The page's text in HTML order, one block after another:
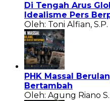
Di Tengah Arus
Idealisme Pers
Oleh: Toni Alfian, S.P.
PHK Massal
Bertambah
Oleh: Agung Riano